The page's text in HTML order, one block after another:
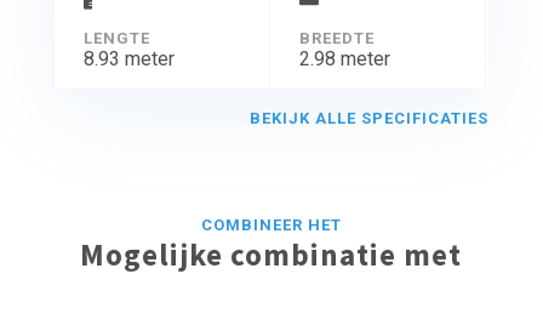
LENGTE
8.93 meter
BREEDTE
2.98 meter
BEKIJK ALLE SPECIFICATIES
COMBINEER HET
Mogelijke combinatie met